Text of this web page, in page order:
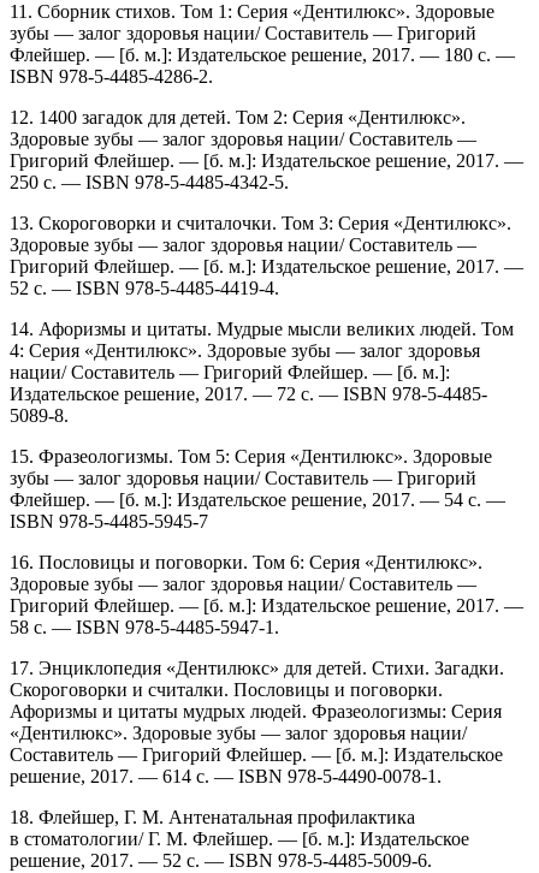
11. Сборник стихов. Том 1: Серия «Дентилюкс». Здоровые
зубы — залог здоровья нации/ Составитель — Григорий
Флейшер. — [б. м.]: Издательское решение, 2017. — 180 с. —
ISBN 978-5-4485-4286-2.
12. 1400 загадок для детей. Том 2: Серия «Дентилюкс».
Здоровые зубы — залог здоровья нации/ Составитель —
Григорий Флейшер. — [б. м.]: Издательское решение, 2017. —
250 с. — ISBN 978-5-4485-4342-5.
13. Скороговорки и считалочки. Том 3: Серия «Дентилюкс».
Здоровые зубы — залог здоровья нации/ Составитель —
Григорий Флейшер. — [б. м.]: Издательское решение, 2017. —
52 с. — ISBN 978-5-4485-4419-4.
14. Афоризмы и цитаты. Мудрые мысли великих людей. Том
4: Серия «Дентилюкс». Здоровые зубы — залог здоровья
нации/ Составитель — Григорий Флейшер. — [б. м.]:
Издательское решение, 2017. — 72 с. — ISBN 978-5-4485-
5089-8.
15. Фразеологизмы. Том 5: Серия «Дентилюкс». Здоровые
зубы — залог здоровья нации/ Составитель — Григорий
Флейшер. — [б. м.]: Издательское решение, 2017. — 54 с. —
ISBN 978-5-4485-5945-7
16. Пословицы и поговорки. Том 6: Серия «Дентилюкс».
Здоровые зубы — залог здоровья нации/ Составитель —
Григорий Флейшер. — [б. м.]: Издательское решение, 2017. —
58 с. — ISBN 978-5-4485-5947-1.
17. Энциклопедия «Дентилюкс» для детей. Стихи. Загадки.
Скороговорки и считалки. Пословицы и поговорки.
Афоризмы и цитаты мудрых людей. Фразеологизмы: Серия
«Дентилюкс». Здоровые зубы — залог здоровья нации/
Составитель — Григорий Флейшер. — [б. м.]: Издательское
решение, 2017. — 614 с. — ISBN 978-5-4490-0078-1.
18. Флейшер, Г. М. Антенатальная профилактика
в стоматологии/ Г. М. Флейшер. — [б. м.]: Издательское
решение, 2017. — 52 с. — ISBN 978-5-4485-5009-6.